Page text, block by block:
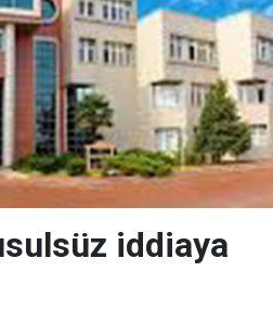
iddiaya